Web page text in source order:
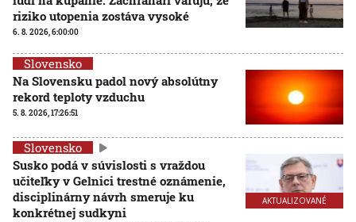
riziko utopenia zostáva vysoké
6. 8. 2026, 6:00:00
Slovensko
Na Slovensku padol nový absolútny
rekord teploty vzduchu
5. 8. 2026, 17:26:51
AKTUALIZOVANÉ
Slovensko
Susko podá v súvislosti s vraždou
učiteľky v Gelnici trestné oznámenie,
disciplinárny návrh smeruje ku
konkrétnej sudkyni